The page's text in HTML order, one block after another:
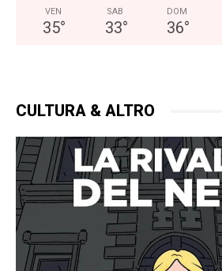
VEN
35°
SAB
33°
DOM
36°
CULTURA & ALTRO